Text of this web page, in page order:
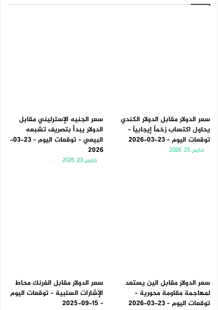
سعر الدولار مقابل الدولار الكندي
يحاول اكتساب زخماً إيجابياً –
توقعات اليوم – 23-03-2026
مارس 23, 2026
سعر الجنيه الإسترليني مقابل
الدولار يبدأ بتصريف تشبعه
البيعي – توقعات اليوم – 23-03-
2026
مارس 23, 2026
سعر الدولار مقابل الين يستعد
لمهاجمة مقاومة محورية –
توقعات اليوم – 23-03-2026
سعر الدولار مقابل الفرنك محاط
الإشارات السلبية – توقعات اليوم
– 15-09-2025